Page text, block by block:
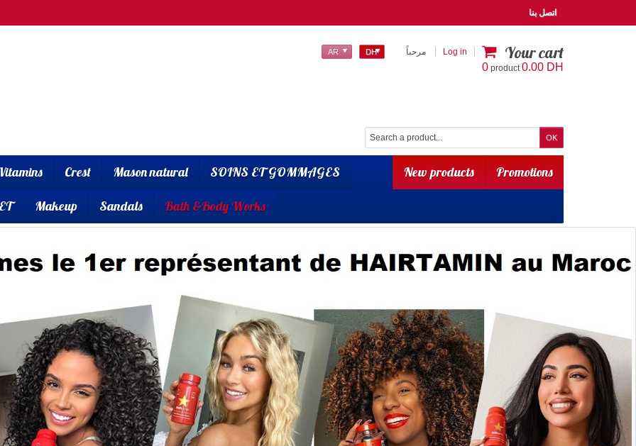
اتصل بنا
مرحباً Log in Your cart
0 product0.00 DH
DH
AR
Promotions
New products
Crest Mason natural SOINS ET GOMMAGES
Makeup Sandals Bath &Body Works